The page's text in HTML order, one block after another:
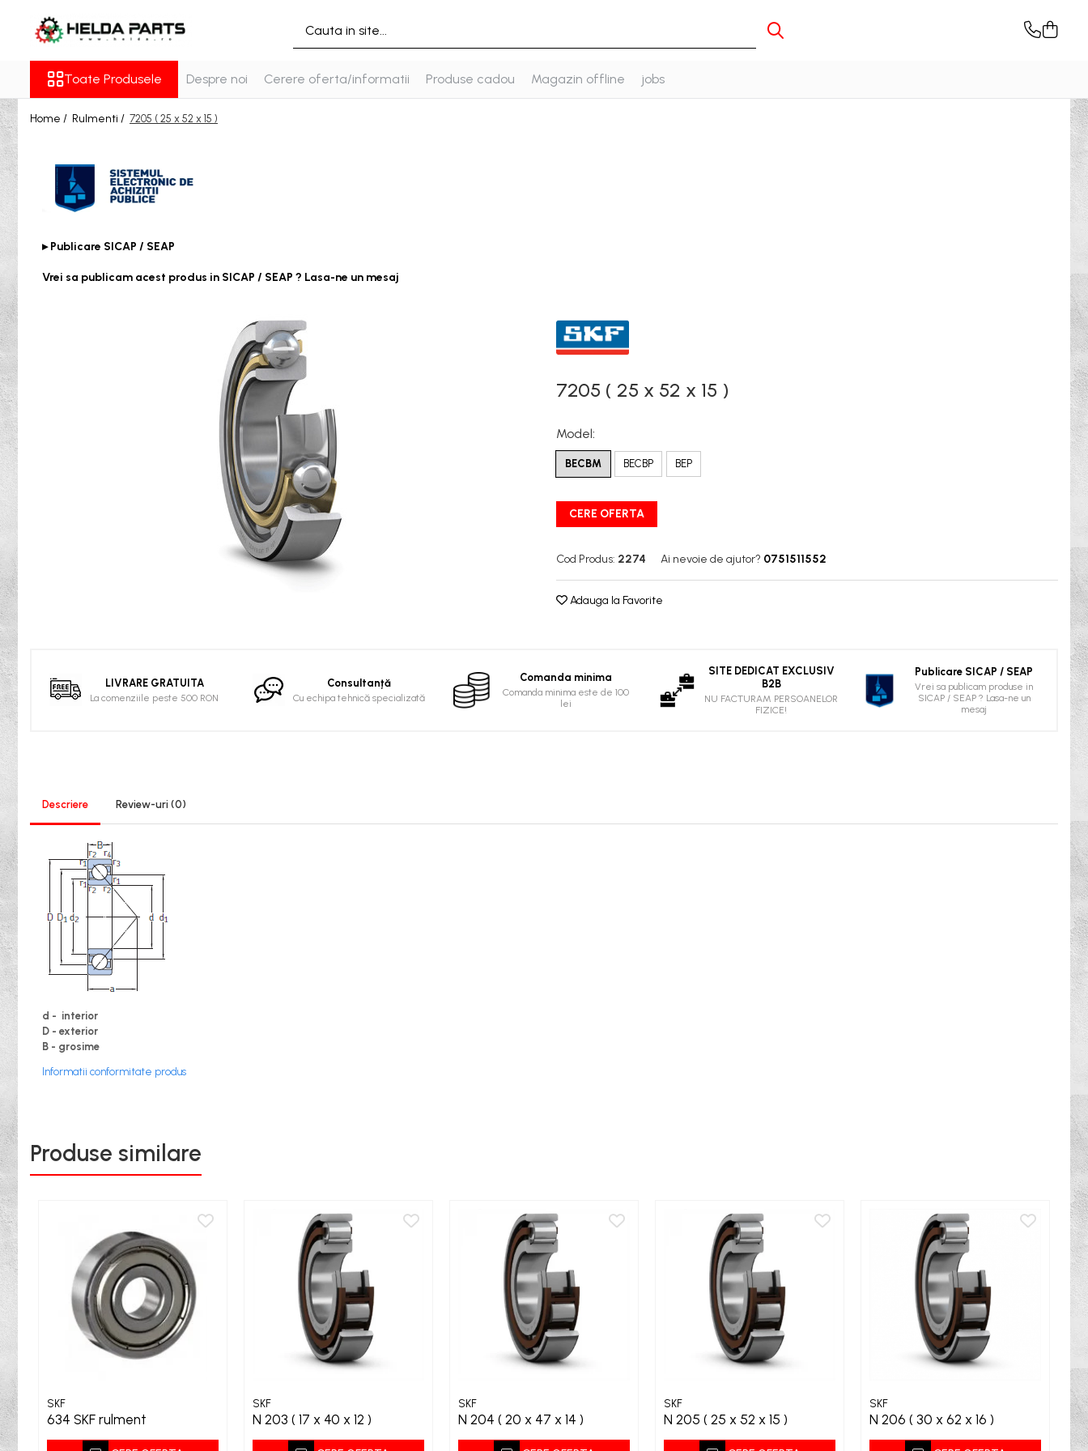
Rulmenti
Cu bile
Cu doua randuri de bile
Cu un rand de bile
Contact unghiular
Contact unghiular de precizie
Cu un rand de role
Cu role conice
Rulmenti axiali cu role butoi
Rulmenti osc. cu role butoi
Curele
Curele trapezoidale
10x
13x
20x
32x
SPA
SPB
Curele Dintate
AVX
XPA
XPB
XPZ
Chei
Chei Cu Clichet
Chei Dinamometrice
Chei Fixe/Combinate
Chei Pentru Filtre
Chei Reglabile
Extractoare/Inductoare
Tubulare
Abrazive
Benzi
Bureti
Capete De Slefuit
Discuri
Perii
Pietre
Aditivi
Burghie
Burghie Beton
Burghie Coada Conica
Burghie Coada Redusa
Burghie Cobalt
Burghie In Trepte
Toate Produsele Despre noi Cerere oferta/informatii Produse cadou Magazin offline jobs
Home / Rulmenti / 7205 ( 25 x 52 x 15 )
▸ Publicare SICAP / SEAP
Vrei sa publicam acest produs in SICAP / SEAP ? Lasa-ne un mesaj
7205 ( 25 x 52 x 15 )
Model:
BECBM BECBP BEP
CERE OFERTA
Cod Produs: 2274 Ai nevoie de ajutor? 0751511552
Adauga la Favorite
LIVRARE GRATUITA
La comenziile peste 500 RON
Consultanță
Cu echipa tehnică specializată
Comanda minima
Comanda minima este de 100
lei
SITE DEDICAT EXCLUSIV
B2B
NU FACTURAM PERSOANELOR
FIZICE!
Publicare SICAP / SEAP
Vrei sa publicam produse in
SICAP / SEAP ? Lasa-ne un
mesaj
Descriere Review-uri (0)
d - interior
D - exterior
B - grosime
Informatii conformitate produs
Produse similare
SKF
634 SKF rulment
SKF
N 203 ( 17 x 40 x 12 )
SKF
N 204 ( 20 x 47 x 14 )
SKF
N 205 ( 25 x 52 x 15 )
SKF
N 206 ( 30 x 62 x 16 )